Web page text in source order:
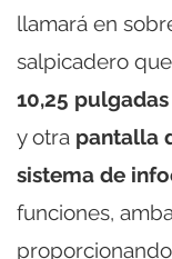
llamará en
salpicadero
10,25
y otra pantalla
sistema de
funciones,